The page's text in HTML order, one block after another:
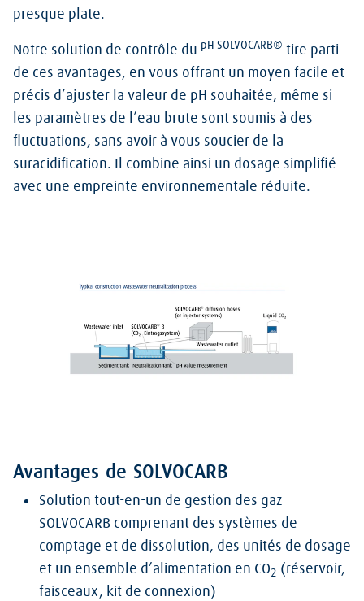
presque plate.
Notre solution de contrôle du pH SOLVOCARB® tire parti
de ces avantages, en vous offrant un moyen facile et
précis d’ajuster la valeur de pH souhaitée, même si
les paramètres de l’eau brute sont soumis à des
fluctuations, sans avoir à vous soucier de la
suracidification. Il combine ainsi un dosage simplifié
avec une empreinte environnementale réduite.
Avantages de SOLVOCARB
Solution tout-en-un de gestion des gaz
SOLVOCARB comprenant des systèmes de
comptage et de dissolution, des unités de dosage
et un ensemble d’alimentation en CO2 (réservoir,
faisceaux, kit de connexion)